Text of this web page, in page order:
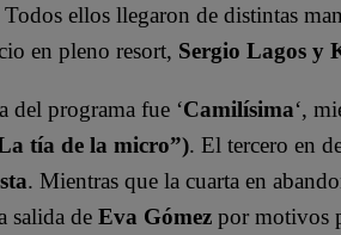
Todos ellos llegaron de distintas
en pleno resort, Sergio Lagos y
del programa fue ‘Camilísima‘,
tía de la micro”). El tercero en
. Mientras que la cuarta en
salida de Eva Gómez por motivos